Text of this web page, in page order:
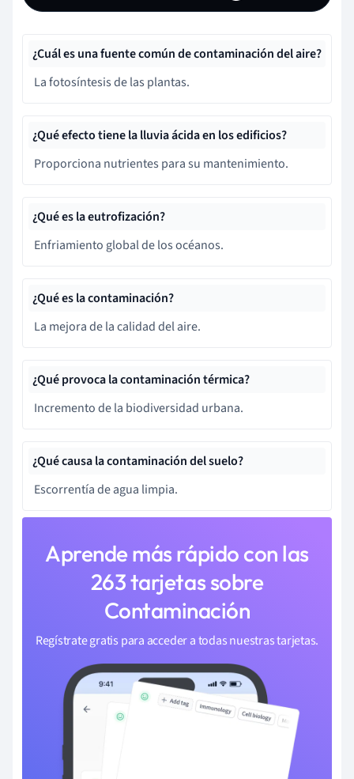
¿Cuál es una fuente común de contaminación del aire?
La fotosíntesis de las plantas.
¿Qué efecto tiene la lluvia ácida en los edificios?
Proporciona nutrientes para su mantenimiento.
¿Qué es la eutrofización?
Enfriamiento global de los océanos.
¿Qué es la contaminación?
La mejora de la calidad del aire.
¿Qué provoca la contaminación térmica?
Incremento de la biodiversidad urbana.
¿Qué causa la contaminación del suelo?
Escorrentía de agua limpia.
Aprende más rápido con las
263 tarjetas sobre
Contaminación
Regístrate gratis para acceder a todas nuestras tarjetas.